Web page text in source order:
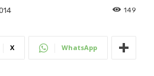
149
X WhatsApp